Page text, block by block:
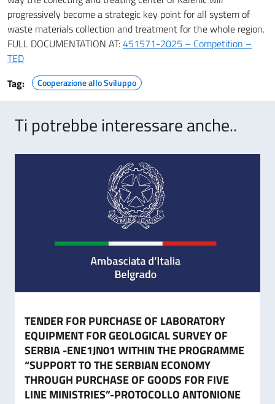
progressively become a strategic key point for all system of
waste materials collection and treatment for the whole region.
FULL DOCUMENTATION AT:451571-2025 – Competition –
TED
Tag:
Cooperazione allo Sviluppo
Ti potrebbe interessare anche..
TENDER FOR PURCHASE OF LABORATORY
EQUIPMENT FOR GEOLOGICAL SURVEY OF
SERBIA -ENE1JN01 WITHIN THE PROGRAMME
“SUPPORT TO THE SERBIAN ECONOMY
THROUGH PURCHASE OF GOODS FOR FIVE
LINE MINISTRIES”-PROTOCOLLO ANTONIONE